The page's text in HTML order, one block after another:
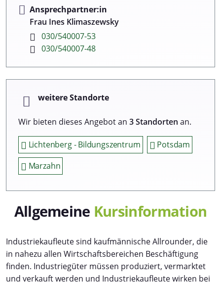
Ansprechpartner:in
Frau Ines Klimaszewsky
030/540007-53
030/540007-48
weitere Standorte
Wir bieten dieses Angebot an 3 Standorten an.
Lichtenberg - Bildungszentrum
Potsdam
Marzahn
Allgemeine Kursinformation
Industriekaufleute sind kaufmännische Allrounder, die
in nahezu allen Wirtschaftsbereichen Beschäftigung
finden. Industriegüter müssen produziert, vermarktet
und verkauft werden und Industriekaufleute wirken bei